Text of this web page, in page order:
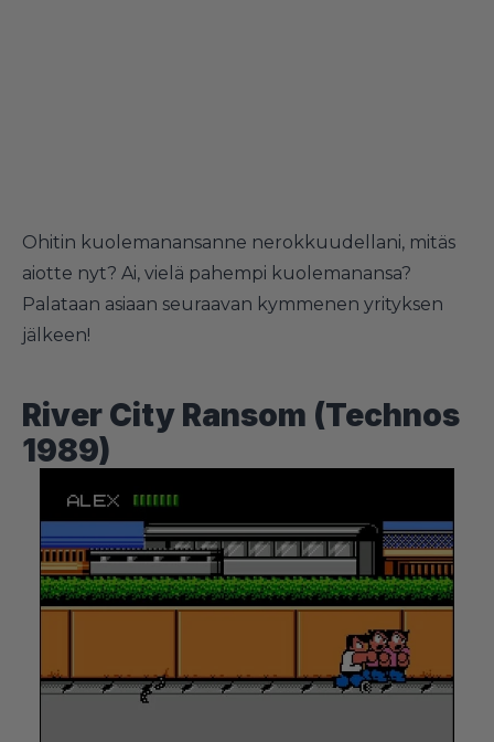
Ohitin kuolemanansanne nerokkuudellani, mitäs
aiotte nyt? Ai, vielä pahempi kuolemanansa?
Palataan asiaan seuraavan kymmenen yrityksen
jälkeen!
River City Ransom (Technos
1989)